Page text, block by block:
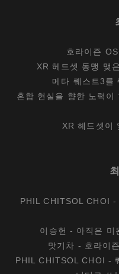
호라이즌
XR 헤드셋 동맹 맺
메타 퀘스트3를
혼합 현실을 향한 노력이
XR 헤드셋이
PHIL CHITSOL CHOI -
이승헌 - 아직은 미
맛기차 - 호라이
PHIL CHITSOL CHOI -